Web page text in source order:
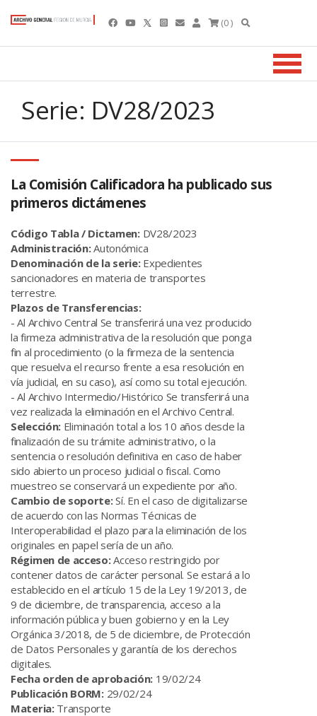
(0 )
Serie: DV28/2023
La Comisión Calificadora ha publicado sus
primeros dictámenes
Código Tabla / Dictamen:DV28/2023
Administración:Autonómica
Denominación de la serie:Expedientes
sancionadores en materia de transportes
terrestre.
Plazos de Transferencias:
- Al Archivo Central Se transferirá una vez producido
la firmeza administrativa de la resolución que ponga
fin al procedimiento (o la firmeza de la sentencia
que resuelva el recurso frente a esa resolución en
vía judicial, en su caso), así como su total ejecución.
- Al Archivo Intermedio/Histórico Se transferirá una
vez realizada la eliminación en el Archivo Central.
Selección: Eliminación total a los 10 años desde la
finalización de su trámite administrativo, o la
sentencia o resolución definitiva en caso de haber
sido abierto un proceso judicial o fiscal. Como
muestreo se conservará un expediente por año.
Cambio de soporte:Sí. En el caso de digitalizarse
de acuerdo con las Normas Técnicas de
Interoperabilidad el plazo para la eliminación de los
originales en papel sería de un año.
Régimen de acceso:Acceso restringido por
contener datos de carácter personal. Se estará a lo
establecido en el artículo 15 de la Ley 19/2013, de
9 de diciembre, de transparencia, acceso a la
información pública y buen gobierno y en la Ley
Orgánica 3/2018, de 5 de diciembre, de Protección
de Datos Personales y garantía de los derechos
digitales.
Fecha orden de aprobación: 19/02/24
Publicación BORM:29/02/24
Materia:Transporte